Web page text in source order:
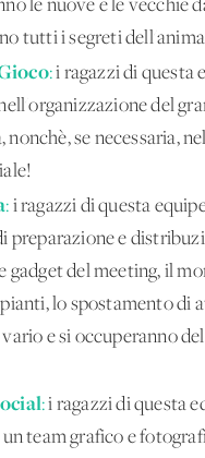
le nuove e le vecchie
tutti i segreti
:i ragazzi di questa
del
nonchè, se necessaria,
: i ragazzi di questa
preparazione e
gadget del meeting, il
lo spostamento di
e si occuperanno
:i ragazzi di questa
team grafico e